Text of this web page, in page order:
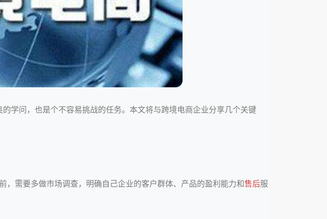
学问，也是个不容易挑战的任务。本文将与跨境电商企业分享几个关键
，需要多做市场调查，明确自己企业的客户群体、产品的盈利能力和售后服